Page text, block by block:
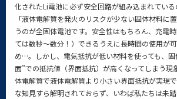
化されたLi電池に必ず安全回路が組み込まれている
「液体電解質を発火のリスクが少ない固体材料に
うのが全固体電池です。安全性はもちろん、充電
ては数秒～数分！）できるうえに長時間の使用が
め…。しかし、電気抵抗が低い材料を使っても、
面”での抵抗値（界面抵抗）が高くなってしまう現
体電解質で液体電解質より小さい界面抵抗が実現
な知見すら解明されておらず、いわば私たちは未